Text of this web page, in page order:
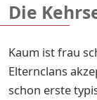
Die
Kaum ist frau
Elternclans
schon erste